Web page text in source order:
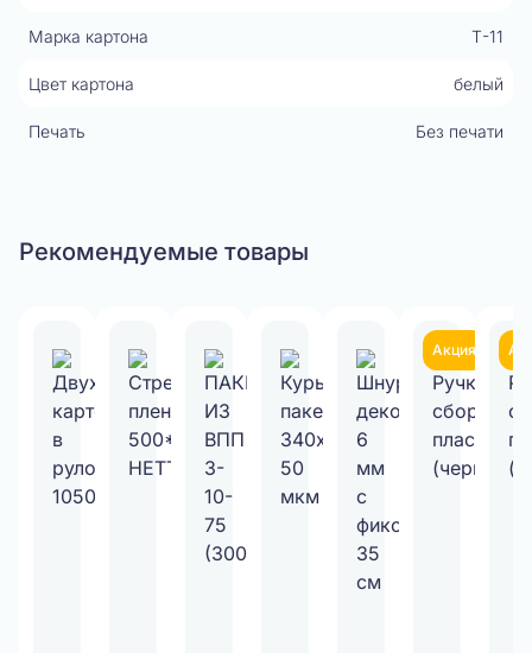
Марка картона Т-11
Цвет картона белый
Печать Без печати
Рекомендуемые товары
Акция